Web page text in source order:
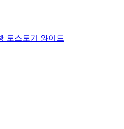
토스토기 와이드